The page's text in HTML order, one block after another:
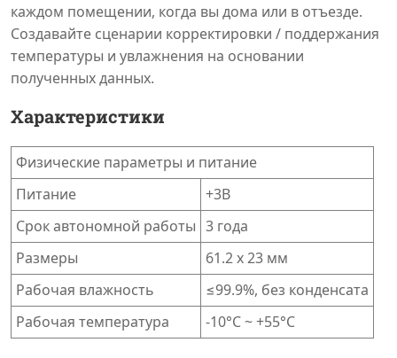
каждом помещении, когда вы дома или в отъезде.
Создавайте сценарии корректировки / поддержания
температуры и увлажнения на основании
полученных данных.
Характеристики
Физические параметры и питание
Питание
+3В
Срок автономной работы 3 года
Размеры
61.2 x 23 мм
Рабочая влажность
≤99.9%, без конденсата
Рабочая температура
-10°C ~ +55°C